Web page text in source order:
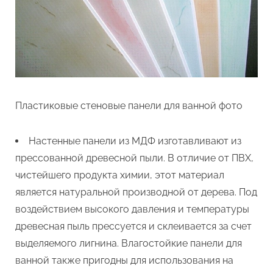
Пластиковые стеновые панели для ванной фото
Настенные панели из МДФ изготавливают из
прессованной древесной пыли. В отличие от ПВХ,
чистейшего продукта химии, этот материал
является натуральной производной от дерева. Под
воздействием высокого давления и температуры
древесная пыль прессуется и склеивается за счет
выделяемого лигнина. Влагостойкие панели для
ванной также пригодны для использования на